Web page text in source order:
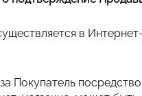
в
Покупатель